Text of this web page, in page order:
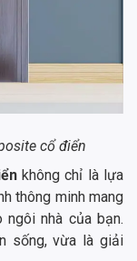
cổ điển
không chỉ là lựa
thông minh mang
nhà của bạn.
sống, vừa là giải